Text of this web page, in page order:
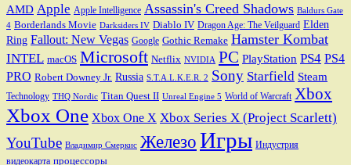
AMD Apple Apple Intelligence Assassin's Creed Shadows Baldurs Gate
4 Borderlands Movie Darksiders IV Diablo IV Dragon Age: The Veilguard Elden
Ring Fallout: New Vegas Google Gothic Remake Hamster Kombat
INTEL macOS Microsoft Netflix NVIDIA PC PlayStation PS4 PS4
PRO Robert Downey Jr. Russia S.T.A.L.K.E.R. 2 Sony Starfield Steam
Technology THQ Nordic Titan Quest II Unreal Engine 5 World of Warcraft Xbox
Xbox One Xbox One X Xbox Series X (Project Scarlett)
YouTube Владимир Смеркис ЖелезоИгры Индустрия
видеокарта процессоры